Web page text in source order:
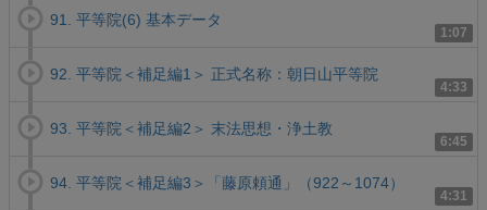
1:07
91. 平等院(6) 基本データ
4:33
92. 平等院＜補足編1＞ 正式名称：朝日山平等院
6:45
93. 平等院＜補足編2＞ 末法思想・浄土教
4:31
94. 平等院＜補足編3＞「藤原頼通」（922～1074）